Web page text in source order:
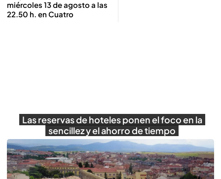
miércoles 13 de agosto a las
22.50 h. en Cuatro
Las reservas de hoteles ponen el foco en la
sencillez y el ahorro de tiempo